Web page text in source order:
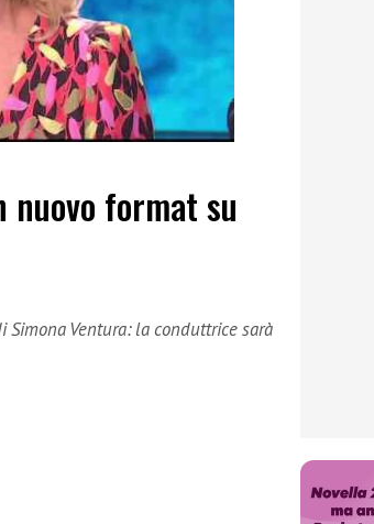
nuovo format su
Ventura: la conduttrice sarà